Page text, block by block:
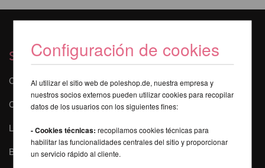
Servicios
Contacto
Curso online de poledance
La seguridad durante el Pole Dance
Buscador de Pole
Configuración de cookies
Al utilizar el sitio web de poleshop.de, nuestra empresa y
nuestros socios externos pueden utilizar cookies para recopilar
datos de los usuarios con los siguientes fines:
- Cookies técnicas:recopilamos cookies técnicas para
habilitar las funcionalidades centrales del sitio y proporcionar
un servicio rápido al cliente.